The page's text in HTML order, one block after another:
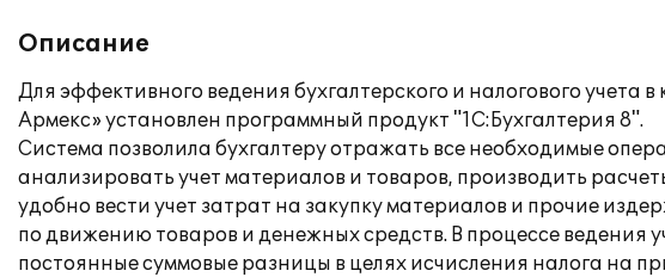
Описание
Для эффективного ведения бухгалтерского и налогового
Армекс» установлен программный продукт "1С:Бухгалтерия 8".
Система позволила бухгалтеру отражать все необходимые
анализировать учет материалов и товаров, производить
удобно вести учет затрат на закупку материалов и прочие
по движению товаров и денежных средств. В процессе ведения
постоянные суммовые разницы в целях исчисления налога на